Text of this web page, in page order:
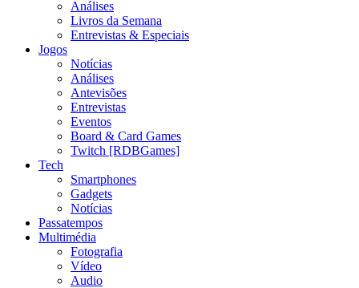
Análises
Livros da Semana
Entrevistas & Especiais
Jogos
Notícias
Análises
Antevisões
Entrevistas
Eventos
Board & Card Games
Twitch [RDBGames]
Tech
Smartphones
Gadgets
Notícias
Passatempos
Multimédia
Fotografia
Vídeo
Audio